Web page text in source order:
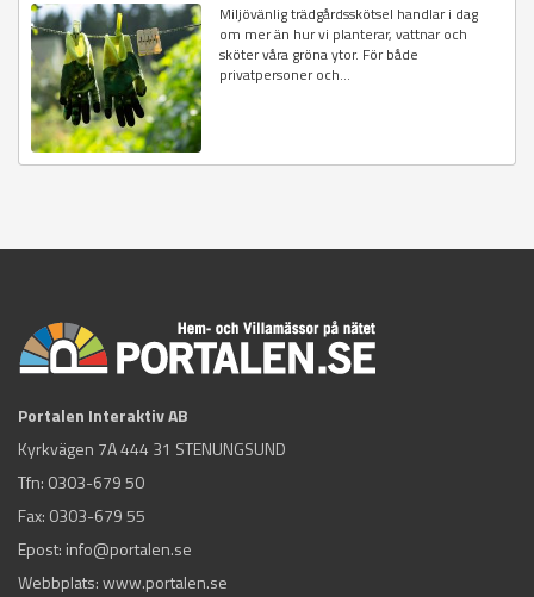
Miljövänlig trädgårdsskötsel handlar i dag
om mer än hur vi planterar, vattnar och
sköter våra gröna ytor. För både
privatpersoner och...
Portalen Interaktiv AB
Kyrkvägen 7A 444 31 STENUNGSUND
Tfn: 0303-679 50
Fax: 0303-679 55
Epost: info@portalen.se
Webbplats: www.portalen.se